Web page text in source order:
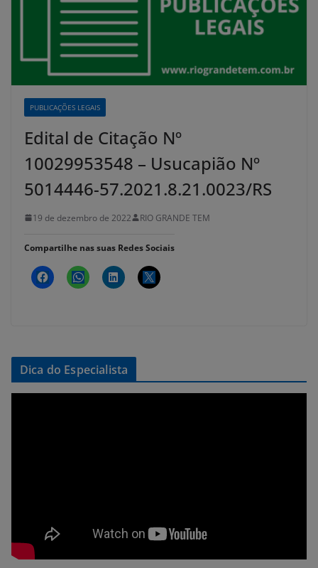
PUBLICAÇÕES LEGAIS
Edital de Citação Nº
10029953548 – Usucapião Nº
5014446-57.2021.8.21.0023/RS
19 de dezembro de 2022 RIO GRANDE TEM
Compartilhe nas suas Redes Sociais
Dica do Especialista